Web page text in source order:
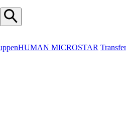
HUMAN MICROSTAR Transfer